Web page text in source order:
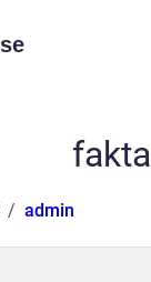
se
admin